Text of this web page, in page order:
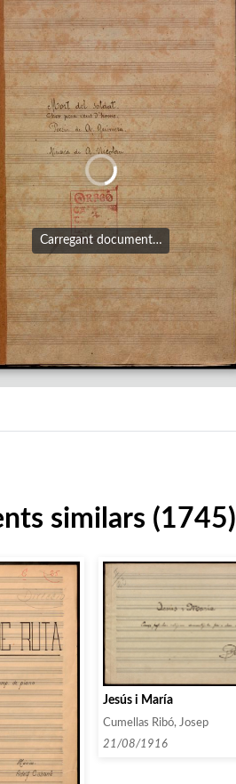
Carregant document…
similars (1745)
Jesús i María
Cumellas Ribó, Josep
21/08/1916